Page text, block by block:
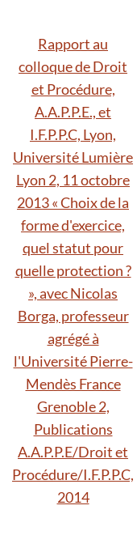
Rapport au
colloque de Droit
et Procédure,
A.A.P.P.E., et
I.F.P.P.C, Lyon,
Université Lumière
Lyon 2, 11 octobre
2013 « Choix de la
forme d'exercice,
quel statut pour
quelle protection ?
», avec Nicolas
Borga, professeur
agrégé à
l'Université Pierre-
Mendès France
Grenoble 2,
Publications
A.A.P.P.E/Droit et
Procédure/I.F.P.P.C,
2014